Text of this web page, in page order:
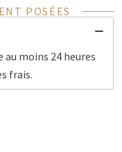
POSÉES
moins 24 heures
frais.